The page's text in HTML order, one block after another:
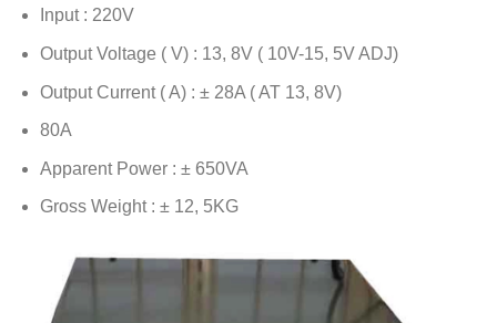
Input : 220V
Output Voltage ( V) : 13, 8V ( 10V-15, 5V ADJ)
Output Current ( A) : ± 28A ( AT 13, 8V)
80A
Apparent Power : ± 650VA
Gross Weight : ± 12, 5KG